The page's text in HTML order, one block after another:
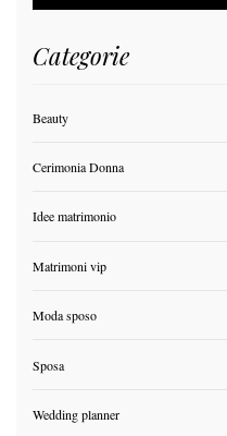
Categorie
Beauty
Cerimonia Donna
Idee matrimonio
Matrimoni vip
Moda sposo
Sposa
Wedding planner